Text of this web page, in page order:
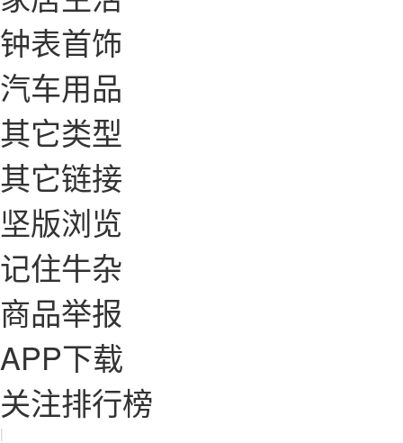
钟表首饰
汽车用品
其它类型
其它链接
坚版浏览
记住牛杂
商品举报
APP下载
关注排行榜
|